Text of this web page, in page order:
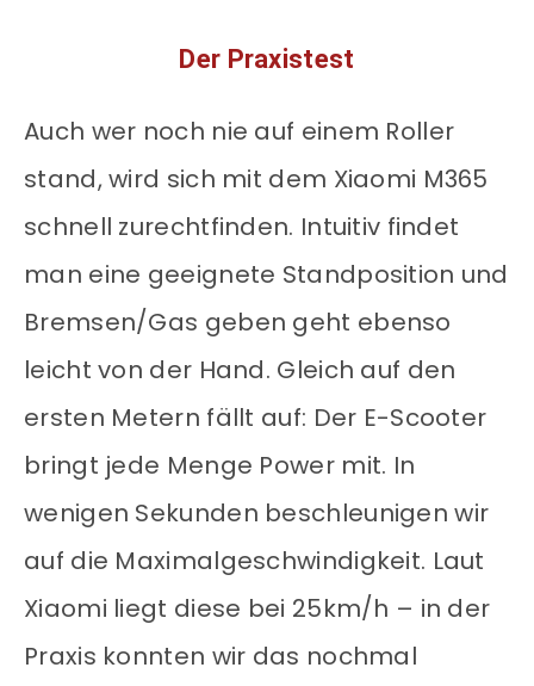
Der Praxistest
Auch wer noch nie auf einem Roller
stand, wird sich mit dem Xiaomi M365
schnell zurechtfinden. Intuitiv findet
man eine geeignete Standposition und
Bremsen/Gas geben geht ebenso
leicht von der Hand. Gleich auf den
ersten Metern fällt auf: Der E-Scooter
bringt jede Menge Power mit. In
wenigen Sekunden beschleunigen wir
auf die Maximalgeschwindigkeit. Laut
Xiaomi liegt diese bei 25km/h – in der
Praxis konnten wir das nochmal